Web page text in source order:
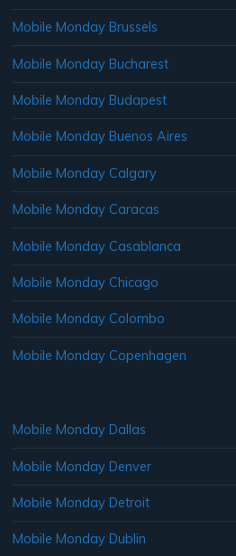
Mobile Monday Brussels
Mobile Monday Bucharest
Mobile Monday Budapest
Mobile Monday Buenos Aires
Mobile Monday Calgary
Mobile Monday Caracas
Mobile Monday Casablanca
Mobile Monday Chicago
Mobile Monday Colombo
Mobile Monday Copenhagen
Mobile Monday Dallas
Mobile Monday Denver
Mobile Monday Detroit
Mobile Monday Dublin